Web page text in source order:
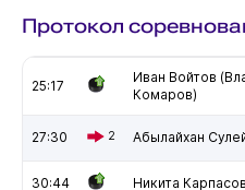
Протокол
25:17
Иван Войтов
Комаров)
27:30 2 Абылайхан
30:44 Никита